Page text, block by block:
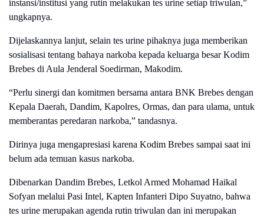
instansi/institusi yang rutin melakukan tes urine setiap triwulan,”
ungkapnya.
Dijelaskannya lanjut, selain tes urine pihaknya juga memberikan
sosialisasi tentang bahaya narkoba kepada keluarga besar Kodim
Brebes di Aula Jenderal Soedirman, Makodim.
“Perlu sinergi dan komitmen bersama antara BNK Brebes dengan
Kepala Daerah, Dandim, Kapolres, Ormas, dan para ulama, untuk
memberantas peredaran narkoba,” tandasnya.
Dirinya juga mengapresiasi karena Kodim Brebes sampai saat ini
belum ada temuan kasus narkoba.
Dibenarkan Dandim Brebes, Letkol Armed Mohamad Haikal
Sofyan melalui Pasi Intel, Kapten Infanteri Dipo Suyatno, bahwa
tes urine merupakan agenda rutin triwulan dan ini merupakan